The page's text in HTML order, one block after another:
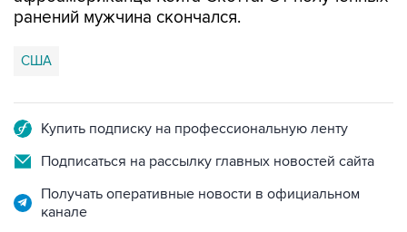
ранений мужчина скончался.
США
Купить подписку на профессиональную ленту
Подписаться на рассылку главных новостей сайта
Получать оперативные новости в официальном
канале